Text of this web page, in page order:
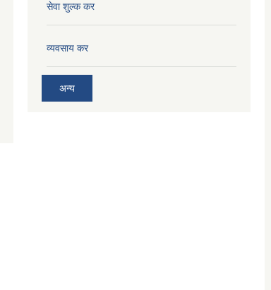
सेवा शुल्क कर
व्यवसाय कर
अन्य